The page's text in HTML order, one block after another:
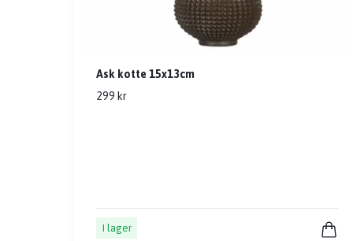
Ask kotte 15x13cm
299 kr
I lager